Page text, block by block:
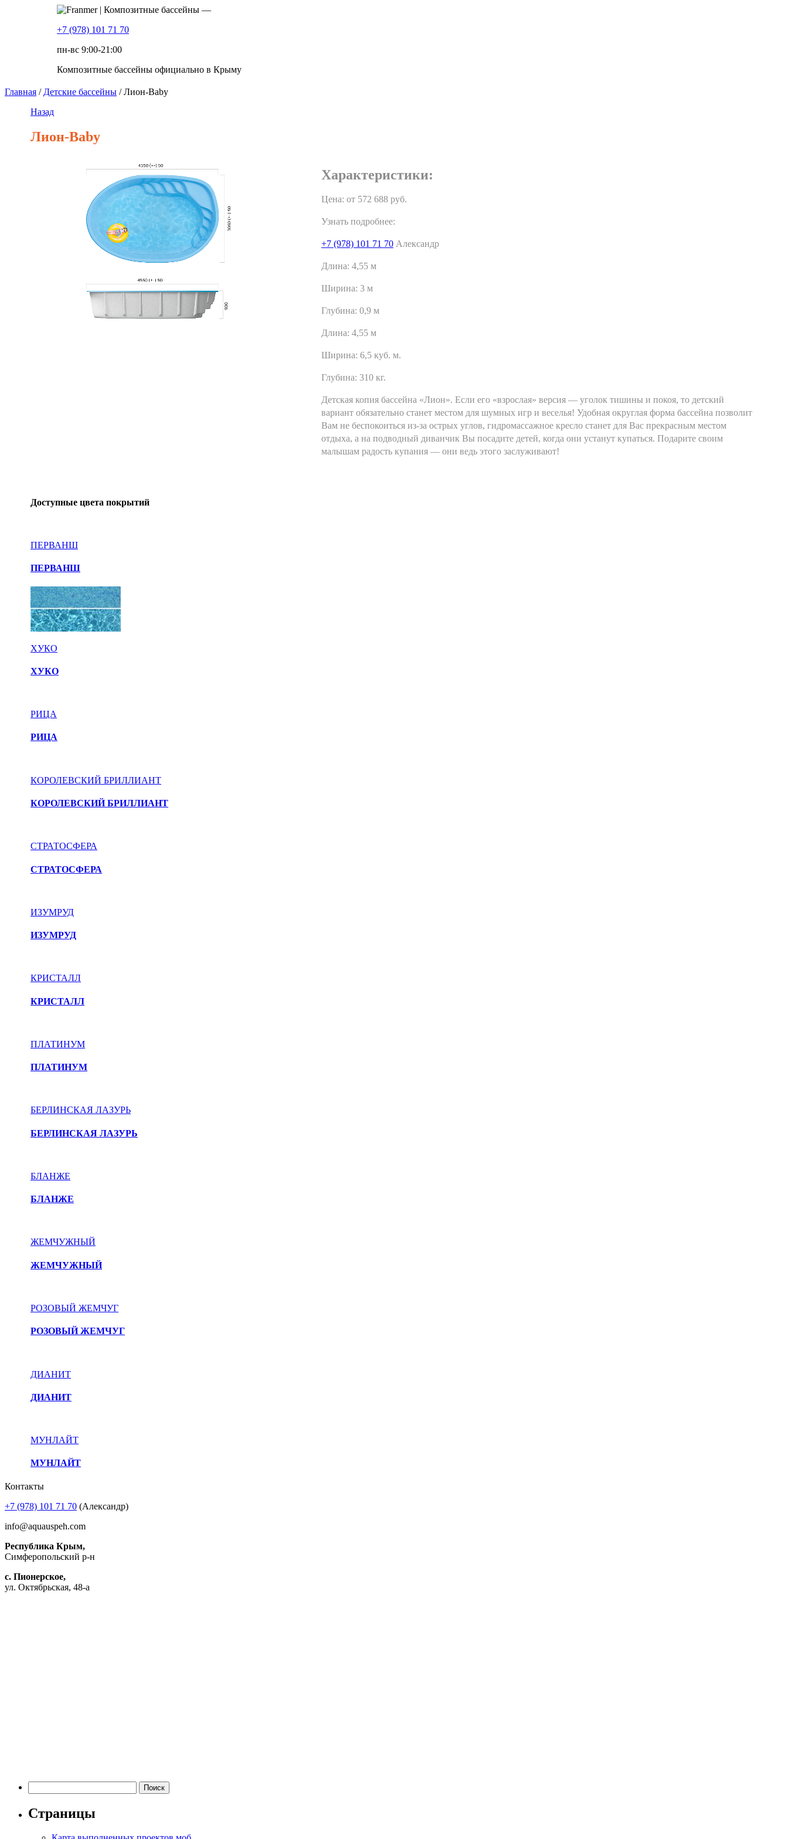
+7 (978) 101 71 70
пн-вс 9:00-21:00
Композитные бассейны официально в Крыму
Главная / Детские бассейны / Лион-Baby
Назад
Лион-Baby
Характеристики:
Цена: от 572 688 руб.
Узнать подробнее:
+7 (978) 101 71 70 Александр
Длина: 4,55 м
Ширина: 3 м
Глубина: 0,9 м
Длина: 4,55 м
Ширина: 6,5 куб. м.
Глубина: 310 кг.
Детская копия бассейна «Лион». Если его «взрослая» версия — уголок тишины и покоя, то детский
вариант обязательно станет местом для шумных игр и веселья! Удобная округлая форма бассейна позволит
Вам не беспокоиться из-за острых углов, гидромассажное кресло станет для Вас прекрасным местом
отдыха, а на подводный диванчик Вы посадите детей, когда они устанут купаться. Подарите своим
малышам радость купания — они ведь этого заслуживают!
Доступные цвета покрытий
ПЕРВАНШ
ПЕРВАНШ
ХУКО
ХУКО
РИЦА
РИЦА
КОРОЛЕВСКИЙ БРИЛЛИАНТ
КОРОЛЕВСКИЙ БРИЛЛИАНТ
СТРАТОСФЕРА
СТРАТОСФЕРА
ИЗУМРУД
ИЗУМРУД
КРИСТАЛЛ
КРИСТАЛЛ
ПЛАТИНУМ
ПЛАТИНУМ
БЕРЛИНСКАЯ ЛАЗУРЬ
БЕРЛИНСКАЯ ЛАЗУРЬ
БЛАНЖЕ
БЛАНЖЕ
ЖЕМЧУЖНЫЙ
ЖЕМЧУЖНЫЙ
РОЗОВЫЙ ЖЕМЧУГ
РОЗОВЫЙ ЖЕМЧУГ
ДИАНИТ
ДИАНИТ
МУНЛАЙТ
МУНЛАЙТ
Контакты
+7 (978) 101 71 70 (Александр)
info@aquauspeh.com
Республика Крым,
Симферопольский р-н
с. Пионерское,
ул. Октябрьская, 48-а
Страницы